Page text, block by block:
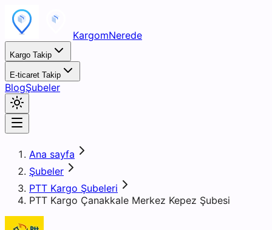
KargomNerede
Kargo Takip
E-ticaret Takip
BlogŞubeler
Ana sayfa
Şubeler
PTT Kargo Şubeleri
PTT Kargo Çanakkale Merkez Kepez Şubesi